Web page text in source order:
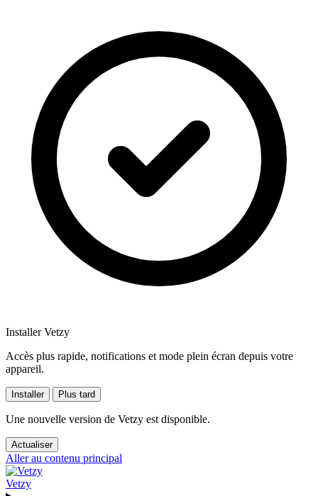
Installer Vetzy
Accès plus rapide, notifications et mode plein écran depuis votre
appareil.
Installer Plus tard
Une nouvelle version de Vetzy est disponible.
Actualiser
Aller au contenu principal
Vetzy